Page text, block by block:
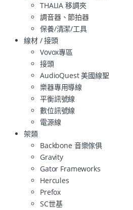
THALIA 移調夾
調音器、節拍器
保養/清潔/工具
線材 / 接頭
Vovox專區
接頭
AudioQuest 美國線聖
樂器專用導線
平衡訊號線
數位訊號線
電源線
架類
Backbone 音樂傢俱
Gravity
Gator Frameworks
Hercules
Prefox
SC世基